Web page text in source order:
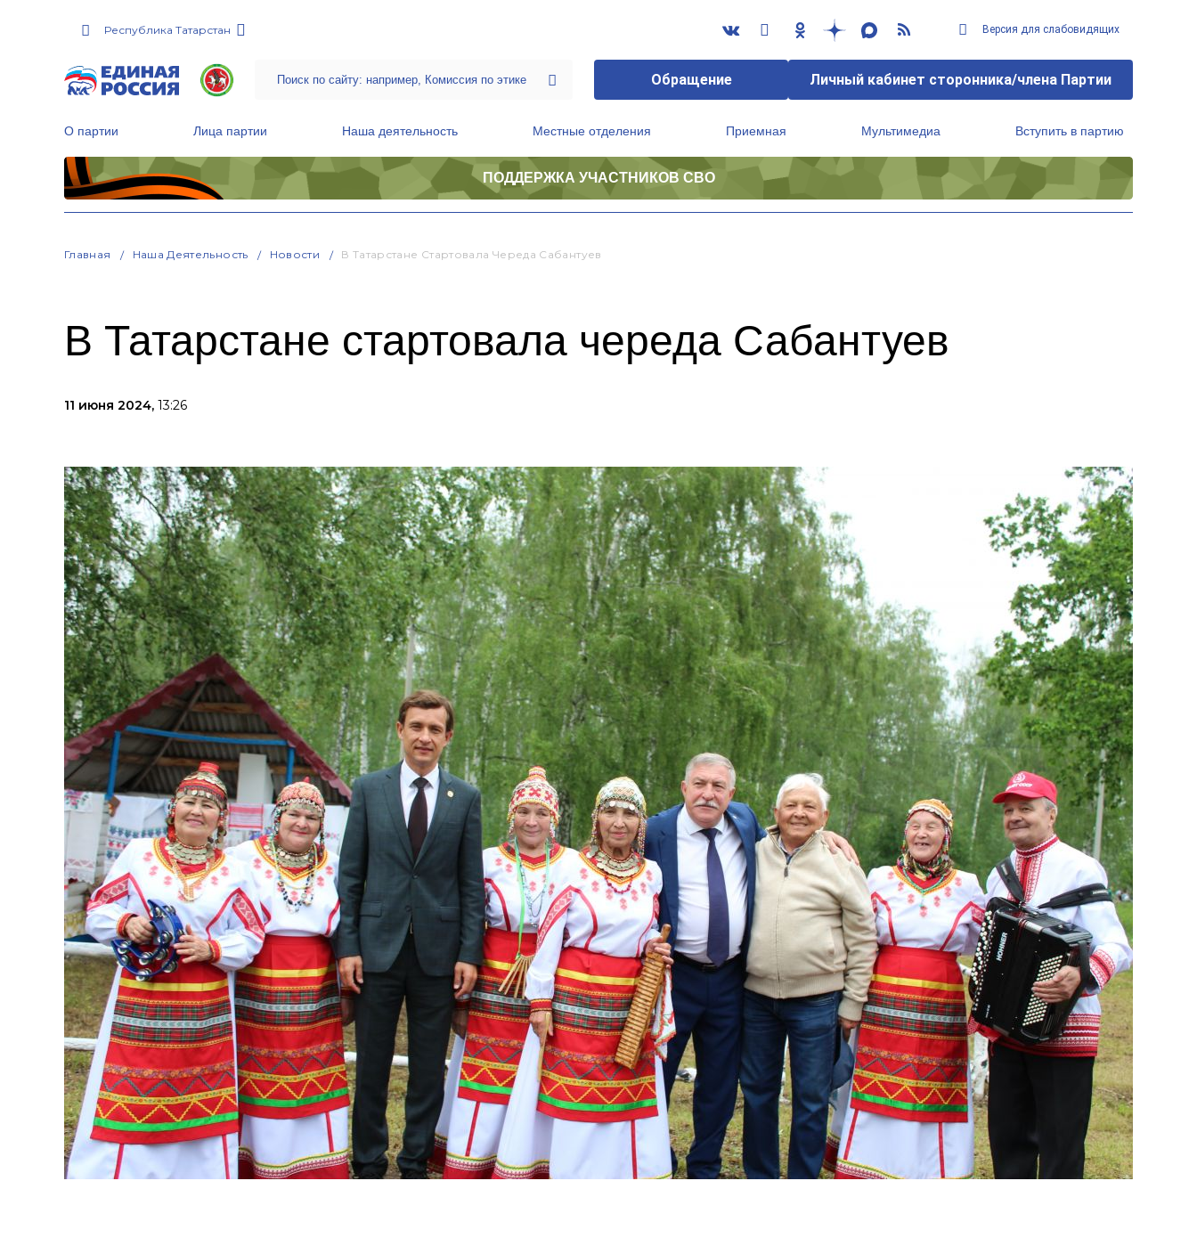
Республика Татарстан Версия для слабовидящих
Обращение Личный кабинет сторонника/члена Партии
О партии Лица партии Наша деятельность Местные отделения Приемная Мультимедиа Вступить в партию
ПОДДЕРЖКА УЧАСТНИКОВ СВО
Главная Наша Деятельность Новости В Татарстане Стартовала Череда Сабантуев
В Татарстане стартовала череда Сабантуев
11 июня 2024, 13:26